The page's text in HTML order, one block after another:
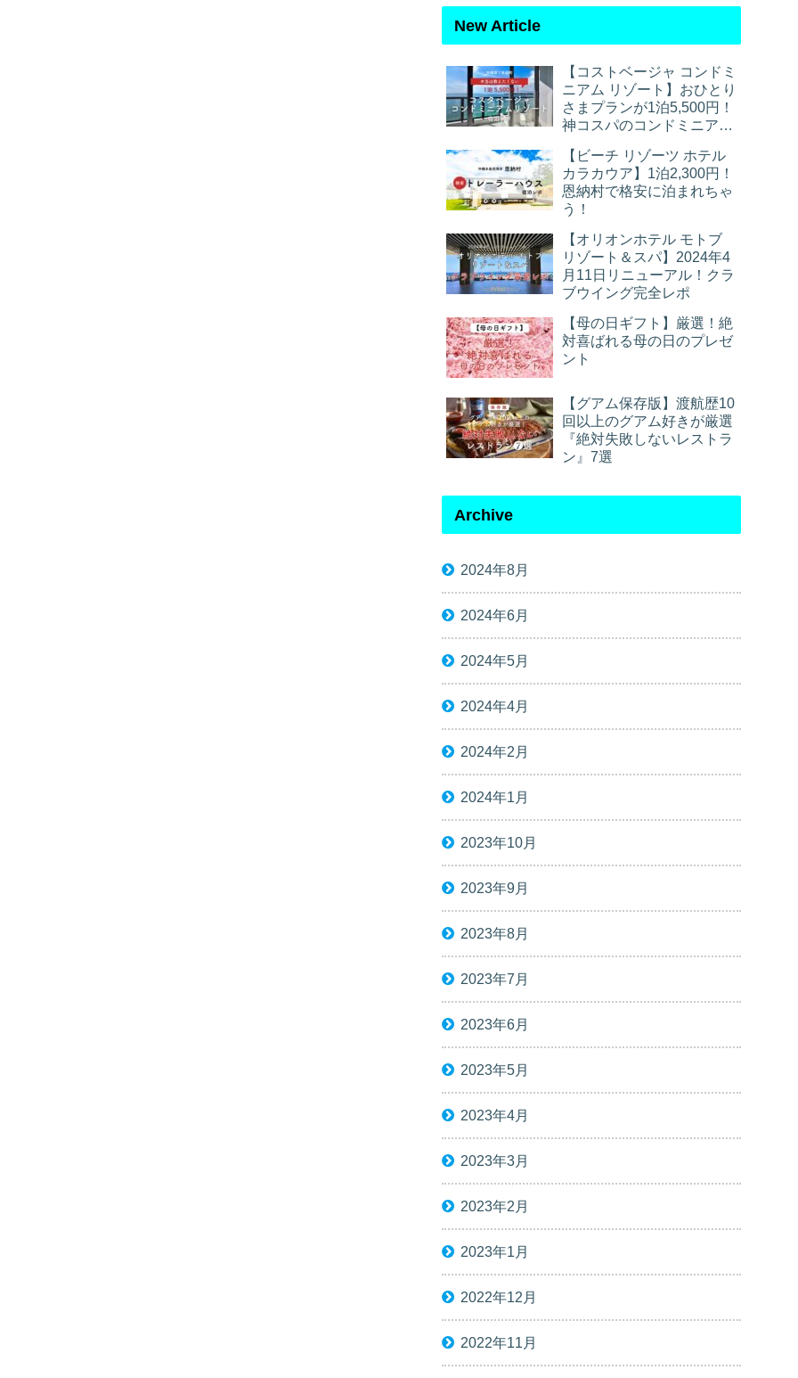
New Article
【コストベージャ コンドミ
ニアム リゾート】おひとり
さまプランが1泊5,500円！
神コスパのコンドミニアム
【ビーチ リゾーツ ホテル
カラカウア】1泊2,300円！
恩納村で格安に泊まれちゃ
う！
【オリオンホテル モトブ
リゾート＆スパ】2024年4
月11日リニューアル！クラ
ブウイング完全レポ
【母の日ギフト】厳選！絶
対喜ばれる母の日のプレゼ
ント
【グアム保存版】渡航歴10
回以上のグアム好きが厳選
『絶対失敗しないレストラ
ン』7選
Archive
2024年8月
2024年6月
2024年5月
2024年4月
2024年2月
2024年1月
2023年10月
2023年9月
2023年8月
2023年7月
2023年6月
2023年5月
2023年4月
2023年3月
2023年2月
2023年1月
2022年12月
2022年11月